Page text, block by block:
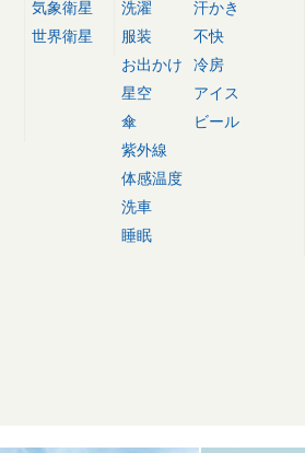
気象衛星
世界衛星
洗濯
服装
お出かけ
星空
傘
紫外線
体感温度
洗車
睡眠
汗かき
不快
冷房
アイス
ビール